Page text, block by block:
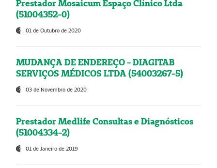
Prestador Mosaicum Espaço Clínico Ltda
(51004352-0)
01 de Outubro de 2020
MUDANÇA DE ENDEREÇO - DIAGITAB
SERVIÇOS MÉDICOS LTDA (54003267-5)
03 de Novembro de 2020
Prestador Medlife Consultas e Diagnósticos
(51004334-2)
01 de Janeiro de 2019